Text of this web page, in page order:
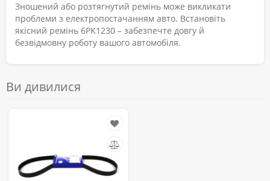
Зношений або розтягнутий ремінь може викликати
проблеми з електропостачанням авто. Встановіть
якісний ремінь 6PK1230 – забезпечте довгу й
безвідмовну роботу вашого автомобіля.
Ви дивилися